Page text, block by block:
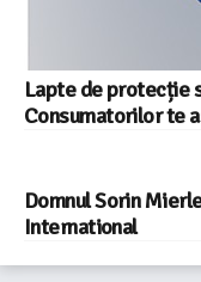
Lapte de protecție
Consumatorilor te
Domnul Sorin
International